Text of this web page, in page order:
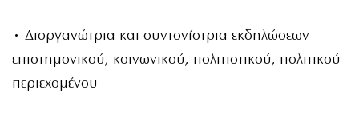
• Διοργανώτρια και συντονίστρια εκδηλώσεων
επιστημονικού, κοινωνικού, πολιτιστικού, πολιτικού
περιεχομένου